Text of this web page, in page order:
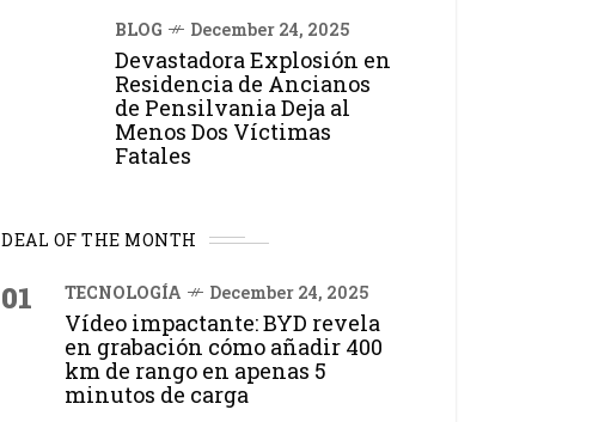
BLOG December 24, 2025
Devastadora Explosión en
Residencia de Ancianos
de Pensilvania Deja al
Menos Dos Víctimas
Fatales
DEAL OF THE MONTH
01 TECNOLOGÍA December 24, 2025
Vídeo impactante: BYD revela
en grabación cómo añadir 400
km de rango en apenas 5
minutos de carga